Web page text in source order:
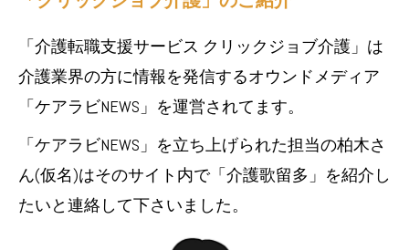
「介護転職支援サービス クリックジョブ介護」は
介護業界の方に情報を発信するオウンドメディア
「ケアラビNEWS」を運営されてます。
「ケアラビNEWS」を立ち上げられた担当の柏木さ
ん(仮名)はそのサイト内で「介護歌留多」を紹介し
たいと連絡して下さいました。